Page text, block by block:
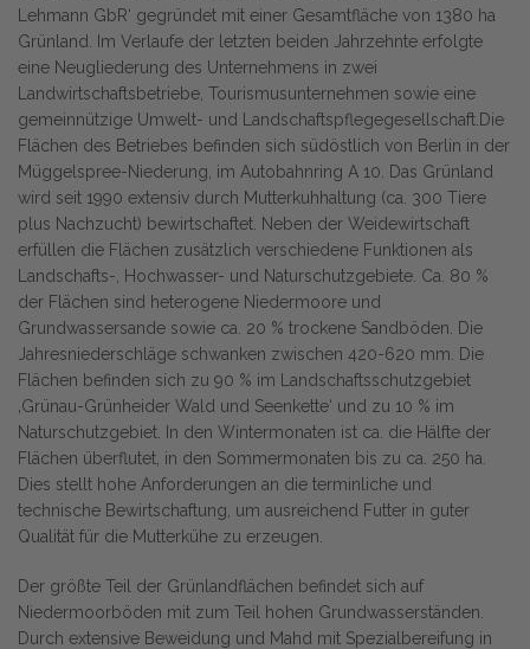
Lehmann GbR‘ gegründet mit einer Gesamtfläche von 1380 ha
Grünland. Im Verlaufe der letzten beiden Jahrzehnte erfolgte
eine Neugliederung des Unternehmens in zwei
Landwirtschaftsbetriebe, Tourismusunternehmen sowie eine
gemeinnützige Umwelt- und Landschaftspflegegesellschaft.Die
Flächen des Betriebes befinden sich südöstlich von Berlin in der
Müggelspree-Niederung, im Autobahnring A 10. Das Grünland
wird seit 1990 extensiv durch Mutterkuhhaltung (ca. 300 Tiere
plus Nachzucht) bewirtschaftet. Neben der Weidewirtschaft
erfüllen die Flächen zusätzlich verschiedene Funktionen als
Landschafts-, Hochwasser- und Naturschutzgebiete. Ca. 80 %
der Flächen sind heterogene Niedermoore und
Grundwassersande sowie ca. 20 % trockene Sandböden. Die
Jahresniederschläge schwanken zwischen 420-620 mm. Die
Flächen befinden sich zu 90 % im Landschaftsschutzgebiet
‚Grünau-Grünheider Wald und Seenkette‘ und zu 10 % im
Naturschutzgebiet. In den Wintermonaten ist ca. die Hälfte der
Flächen überflutet, in den Sommermonaten bis zu ca. 250 ha.
Dies stellt hohe Anforderungen an die terminliche und
technische Bewirtschaftung, um ausreichend Futter in guter
Qualität für die Mutterkühe zu erzeugen.
Der größte Teil der Grünlandflächen befindet sich auf
Niedermoorböden mit zum Teil hohen Grundwasserständen.
Durch extensive Beweidung und Mahd mit Spezialbereifung in